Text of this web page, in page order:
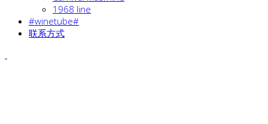
1968 line
#winetube#
联系方式